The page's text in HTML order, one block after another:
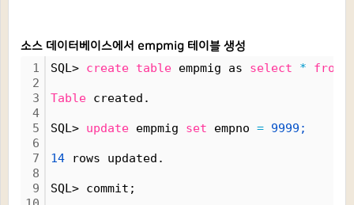
소스 데이터베이스에서 empmig 테이블 생성
1
2
3
4
5
6
7
8
9
SQL> create table empmig as select * from
Table created.
SQL> update empmig set empno = 9999;
14 rows updated.
SQL> commit;